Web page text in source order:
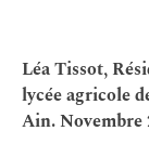
Léa Tissot,
lycée agricole
Ain.Novembre